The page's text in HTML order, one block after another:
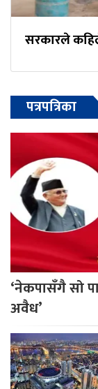
सरकारले
पत्रपत्रिका
‘नेकपासँगै सो
अवैध’